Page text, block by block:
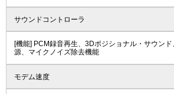
サウンドコントローラ
[機能] PCM録音再生、3Dポジショナル・サウン
源、マイクノイズ除去機能
モデム速度